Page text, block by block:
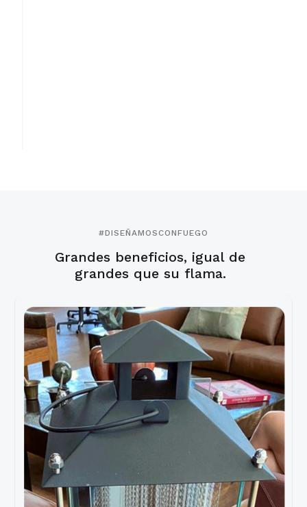
#DISEÑAMOSCONFUEGO
Grandes beneficios, igual de
grandes que su flama.